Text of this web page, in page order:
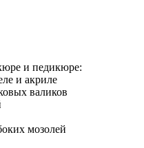
и педикюре:
и акриле
валиков
мозолей